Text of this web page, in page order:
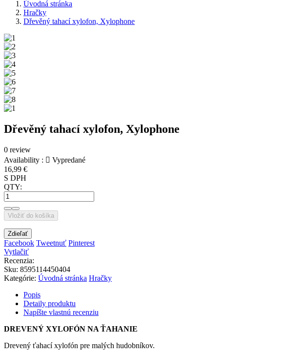
Úvodná stránka
Hračky
Dřevěný tahací xylofon, Xylophone
Dřevěný tahací xylofon, Xylophone
0 review
Availability :  Vypredané
16,99 €
S DPH
QTY:
Vložiť do košíka
Zdieľať
Facebook Tweetnuť Pinterest
Vytlačiť
Recenzia:
Sku: 8595114450404
Kategórie: Úvodná stránka Hračky
Popis
Detaily produktu
Napíšte vlastnú recenziu
DREVENÝ XYLOFÓN NA ŤAHANIE
Drevený ťahací xylofón pre malých hudobníkov.